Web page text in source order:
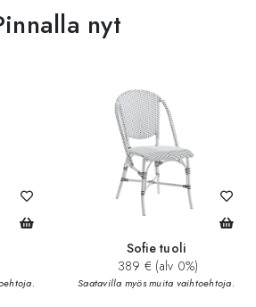
nyt
Sofie tuoli
389 € (alv 0%)
Saatavilla myös muita vaihtoehtoja.